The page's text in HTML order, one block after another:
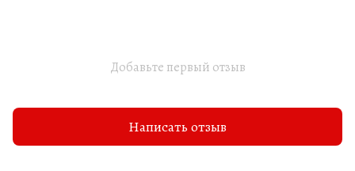
Добавьте первый отзыв
Написать отзыв